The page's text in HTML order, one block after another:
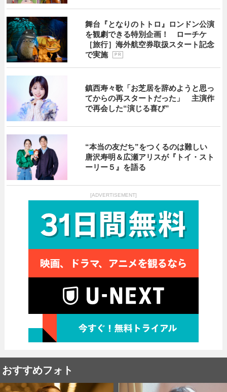
舞台『となりのトトロ』ロンドン公演
を観劇できる特別企画！ ローチケ
［旅行］海外航空券取扱スタート記念
で実施
P R
鎮西寿々歌「お芝居を辞めようと思っ
てからの再スタートだった」 主演作
で再会した“演じる喜び”
“本当の友だち”をつくるのは難しい
唐沢寿明＆広瀬アリスが『トイ・スト
ーリー５』を語る
[ADVERTISEMENT]
おすすめフォト